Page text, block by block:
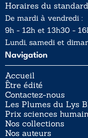
Horaires du standard
De mardi à vendredi :
9h - 12h et 13h30 -
Lundi, samedi et
Navigation
Accueil
Être édité
Contactez-nous
Les Plumes du Lys
Prix sciences
Nos collections
Nos auteurs